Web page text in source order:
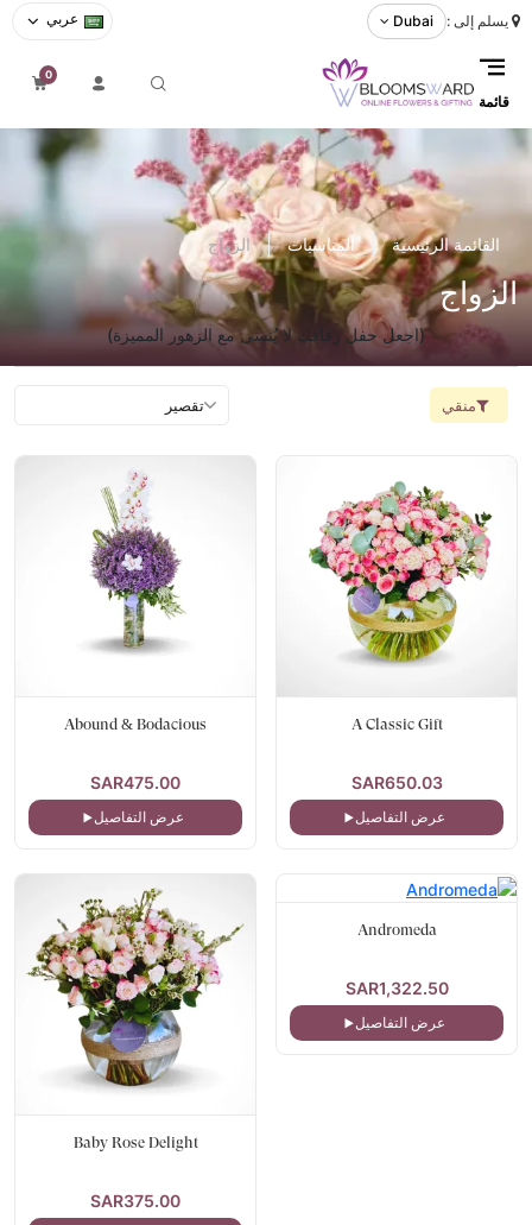
قائمة
يسلم إلى : Dubai عربي
0
القائمة الرئيسية المناسبات الزواج
الزواج
(اجعل حفل زفافك لا يُنسى مع الزهور المميزة)
منقي
A Classic Gift
SAR650.03
عرض التفاصيل
Abound & Bodacious
SAR475.00
عرض التفاصيل
Andromeda
SAR1,322.50
عرض التفاصيل
Baby Rose Delight
SAR375.00